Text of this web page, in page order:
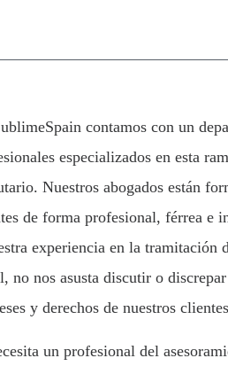
contamos con un
especializados en esta
Nuestros abogados están
de forma profesional, férrea e
experiencia en la tramitación
no nos asusta discutir o
y derechos de nuestros
un profesional del